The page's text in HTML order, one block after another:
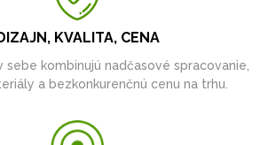
KVALITA, CENA
sebe kombinujú nadčasové spracovanie,
a bezkonkurenčnú cenu na trhu.